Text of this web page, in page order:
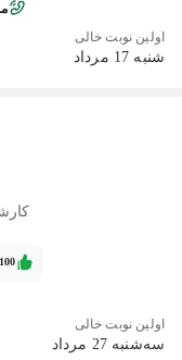
اولین نوبت خالی
شنبه 17 مرداد
اولین نوبت خالی
سه‌شنبه 27 مرداد